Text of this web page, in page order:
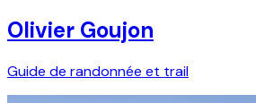
Olivier Goujon
Guide de randonnée et trail